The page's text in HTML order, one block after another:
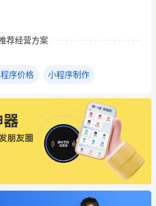
荐经营方案
序价格 小程序制作